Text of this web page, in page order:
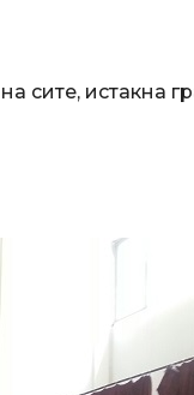
сите, истакна